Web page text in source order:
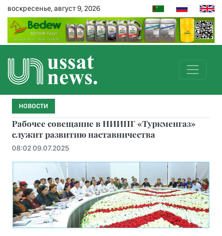
воскресенье, август 9, 2026
НОВОСТИ
Рабочее совещание в НИИПГ «Туркменгаз»
служит развитию наставничества
08:02 09.07.2025